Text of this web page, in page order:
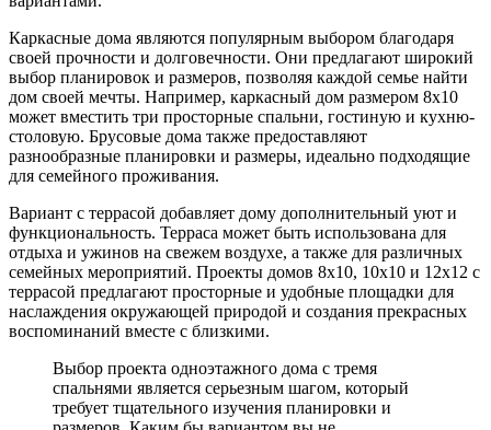
Каркасные дома являются популярным выбором благодаря
своей прочности и долговечности. Они предлагают широкий
выбор планировок и размеров, позволяя каждой семье найти
дом своей мечты. Например, каркасный дом размером 8х10
может вместить три просторные спальни, гостиную и кухню-
столовую. Брусовые дома также предоставляют
разнообразные планировки и размеры, идеально подходящие
для семейного проживания.
Вариант с террасой добавляет дому дополнительный уют и
функциональность. Терраса может быть использована для
отдыха и ужинов на свежем воздухе, а также для различных
семейных мероприятий. Проекты домов 8х10, 10х10 и 12х12 с
террасой предлагают просторные и удобные площадки для
наслаждения окружающей природой и создания прекрасных
воспоминаний вместе с близкими.
Выбор проекта одноэтажного дома с тремя
спальнями является серьезным шагом, который
требует тщательного изучения планировки и